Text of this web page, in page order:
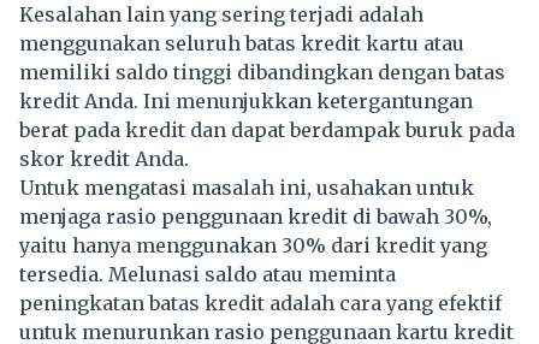
Kesalahan lain yang sering terjadi adalah
menggunakan seluruh batas kredit kartu atau
memiliki saldo tinggi dibandingkan dengan batas
kredit Anda. Ini menunjukkan ketergantungan
berat pada kredit dan dapat berdampak buruk pada
skor kredit Anda.
Untuk mengatasi masalah ini, usahakan untuk
menjaga rasio penggunaan kredit di bawah 30%,
yaitu hanya menggunakan 30% dari kredityang
tersedia. Melunasi saldo atau meminta
peningkatan batas kredit adalah cara yang efektif
untuk menurunkan rasio penggunaan kartu kredit